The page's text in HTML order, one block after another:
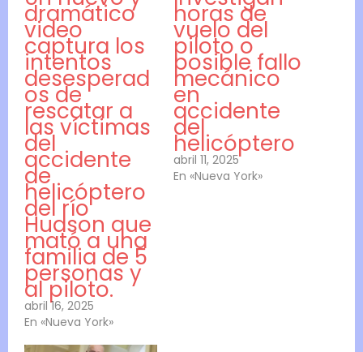
dramático
video
captura los
intentos
desesperad
os de
rescatar a
las víctimas
del
accidente
de
helicóptero
del río
Hudson que
mató a una
familia de 5
personas y
al piloto.
abril 16, 2025
En «Nueva York»
horas de
vuelo del
piloto o
posible fallo
mecánico
en
accidente
del
helicóptero
abril 11, 2025
En «Nueva York»